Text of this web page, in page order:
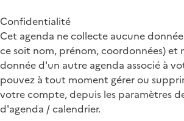
Confidentialité
Cet agenda ne collecte aucune
ce soit nom, prénom, coordonnées) et
donnée d'un autre agenda associé à
pouvez à tout moment gérer ou
votre compte, depuis les paramètres
d'agenda / calendrier.